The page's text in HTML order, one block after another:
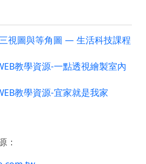
視圖與等角圖 — 生活科技課程
教學資源-一點透視繪製室內
教學資源-宜家就是我家
：